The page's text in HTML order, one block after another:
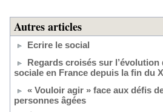
Autres articles
Ecrire le social
Regards croisés sur
sociale en France depuis la fin du
« Vouloir agir » face aux défis
personnes âgées